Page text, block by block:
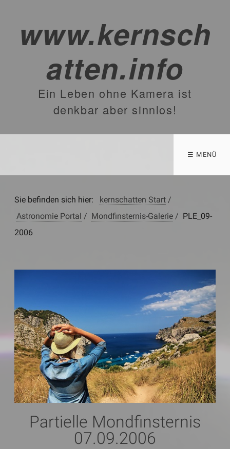
www.kernsch
atten.info
Ein Leben ohne Kamera ist
denkbar aber sinnlos!
☰ MENÜ
Sie befinden sich hier: kernschatten Start /
Astronomie Portal / Mondfinsternis-Galerie / PLE_09-
2006
Partielle Mondfinsternis
07.09.2006